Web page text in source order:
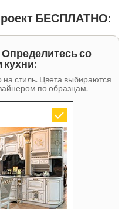
БЕСПЛАТНО:
со
кухни:
стиль. Цвета выбираются
по образцам.